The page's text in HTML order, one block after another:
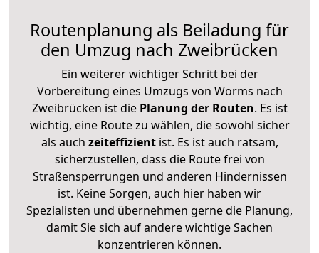
Routenplanung als Beiladung für
den Umzug nach Zweibrücken
Ein weiterer wichtiger Schritt bei der
Vorbereitung eines Umzugs von Worms nach
Zweibrücken ist diePlanung der Routen. Es ist
wichtig, eine Route zu wählen, die sowohl sicher
als auch zeiteffizientist. Es ist auch ratsam,
sicherzustellen, dass die Route frei von
Straßensperrungen und anderen Hindernissen
ist. Keine Sorgen, auch hier haben wir
Spezialisten und übernehmen gerne die Planung,
damit Sie sich auf andere wichtige Sachen
konzentrieren können.